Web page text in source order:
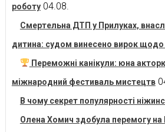
роботу 04.08.
Смертельна ДТП у Прилуках,
дитина: судом винесено вирок щодо
Переможні канікули: юна
міжнародний фестиваль мистецтв
В чому секрет популярності
Олена Хомич здобула перемогу на